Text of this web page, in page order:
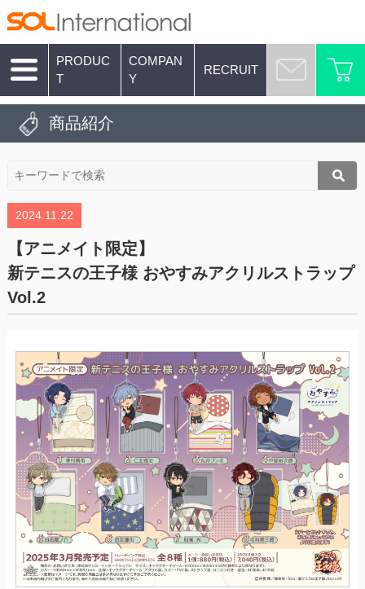
PRODUC
T
COMPAN
Y
RECRUIT
商品紹介
2024.11.22
【アニメイト限定】
新テニスの王子様 おやすみアクリルストラップ
Vol.2